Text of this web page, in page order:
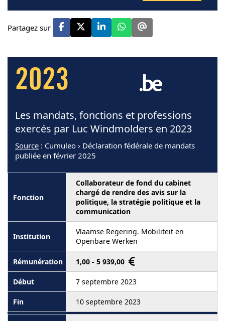
Partagez sur
2023
Les mandats, fonctions et professions
exercés par Luc Windmolders en 2023
Source : Cumuleo › Déclaration fédérale de mandats
publiée en février 2025
Collaborateur de fond du cabinet
chargé de rendre des avis sur la
politique, la stratégie politique et la
communication
Vlaamse Regering. Mobiliteit en
Openbare Werken
1,00 - 5 939,00
7 septembre 2023
10 septembre 2023